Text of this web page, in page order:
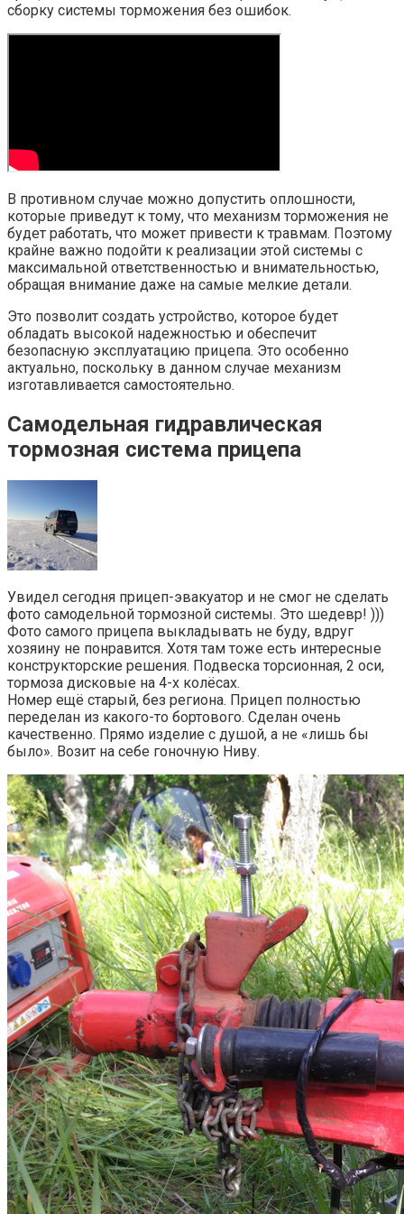
сборку системы торможения без ошибок.
В противном случае можно допустить оплошности,
которые приведут к тому, что механизм торможения не
будет работать, что может привести к травмам. Поэтому
крайне важно подойти к реализации этой системы с
максимальной ответственностью и внимательностью,
обращая внимание даже на самые мелкие детали.
Это позволит создать устройство, которое будет
обладать высокой надежностью и обеспечит
безопасную эксплуатацию прицепа. Это особенно
актуально, поскольку в данном случае механизм
изготавливается самостоятельно.
Самодельная гидравлическая
тормозная система прицепа
Увидел сегодня прицеп-эвакуатор и не смог не сделать
фото самодельной тормозной системы. Это шедевр! )))
Фото самого прицепа выкладывать не буду, вдруг
хозяину не понравится. Хотя там тоже есть интересные
конструкторские решения. Подвеска торсионная, 2 оси,
тормоза дисковые на 4-х колёсах.
Номер ещё старый, без региона. Прицеп полностью
переделан из какого-то бортового. Сделан очень
качественно. Прямо изделие с душой, а не «лишь бы
было». Возит на себе гоночную Ниву.